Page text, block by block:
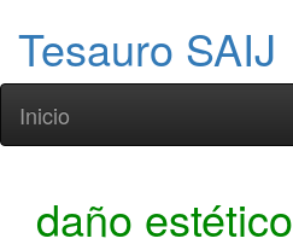
Tesauro SAIJ
Inicio
daño estético